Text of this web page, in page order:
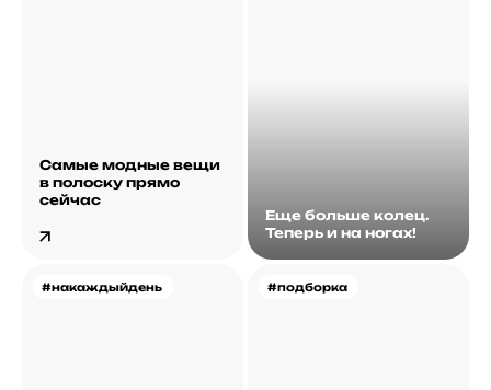
Самые модные вещи
в полоску прямо
сейчас
Еще больше колец.
Теперь и на ногах!
#накаждыйдень #подборка